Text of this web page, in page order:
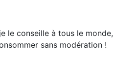
le conseille à tous le monde,
sans modération !